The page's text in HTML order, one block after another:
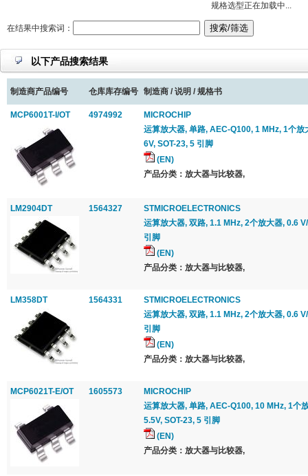
音频放大器 (499)
规格选型正在加载中...
在结果中搜索词：
以下产品搜索结果
制造商产品编号 仓库库存编号 制造商 / 说明 / 规格书
MCP6001T-I/OT 4974992
MICROCHIP
运算放大器, 单路, AEC-Q100, 1 MHz, 1个放
6V, SOT-23, 5 引脚
(EN)
产品分类：放大器与比较器,
LM2904DT 1564327
STMICROELECTRONICS
运算放大器, 双路, 1.1 MHz, 2个放大器, 0.6
引脚
(EN)
产品分类：放大器与比较器,
LM358DT 1564331
STMICROELECTRONICS
运算放大器, 双路, 1.1 MHz, 2个放大器, 0.6
引脚
(EN)
产品分类：放大器与比较器,
MCP6021T-E/OT 1605573
MICROCHIP
运算放大器, 单路, AEC-Q100, 10 MHz, 1个
5.5V, SOT-23, 5 引脚
(EN)
产品分类：放大器与比较器,